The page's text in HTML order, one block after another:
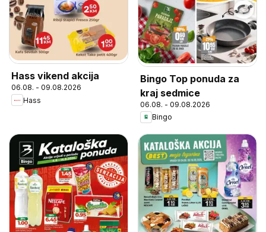
Hass vikend akcija
06.08. - 09.08.2026
Hass
Bingo Top ponuda za
kraj sedmice
06.08. - 09.08.2026
Bingo